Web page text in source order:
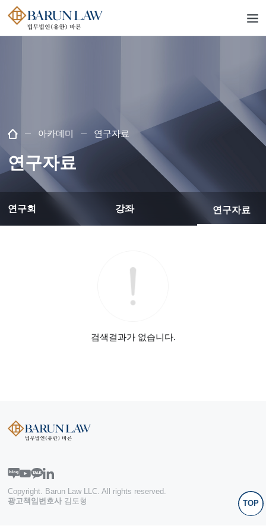
아카데미 연구자료
연구자료
연구회 강좌 연구자료
검색결과가 없습니다.
TOP
Copyright. Barun Law LLC. All rights reserved.
광고책임변호사 김도형